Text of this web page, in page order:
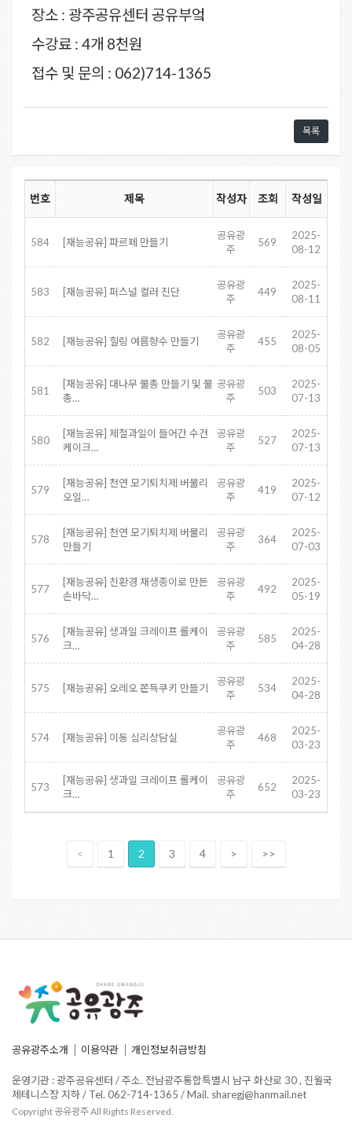
장소 : 광주공유센터 공유부엌
수강료 : 4개 8천원
접수 및 문의 : 062)714-1365
목록
번호 제목 작성자 조회 작성일
584 [재능공유] 파르페 만들기
공유광
주
569
2025-
08-12
583 [재능공유] 퍼스널 컬러 진단
공유광
주
449
2025-
08-11
582 [재능공유] 힐링 여름향수 만들기
공유광
주
455
2025-
08-05
581
[재능공유] 대나무 물총 만들기 및 물
총…
공유광
주
503
2025-
07-13
580
[재능공유] 제철과일이 들어간 수건
케이크…
공유광
주
527
2025-
07-13
579
[재능공유] 천연 모기퇴치제 버물리
오일…
공유광
주
419
2025-
07-12
578
[재능공유] 천연 모기퇴치제 버물리
만들기
공유광
주
364
2025-
07-03
577
[재능공유] 친환경 재생종이로 만든
손바닥…
공유광
주
492
2025-
05-19
576
[재능공유] 생과일 크레이프 롤케이
크…
공유광
주
585
2025-
04-28
575 [재능공유] 오레오 쫀득쿠키 만들기
공유광
주
534
2025-
04-28
574 [재능공유] 이동 심리상담실
공유광
주
468
2025-
03-23
573
[재능공유] 생과일 크레이프 롤케이
크…
공유광
주
652
2025-
03-23
< 1 2 3 4 > >>
공유광주소개 이용약관 개인정보취급방침
운영기관 : 광주공유센터 / 주소. 전남광주통합특별시 남구 화산로 30 , 진월국
제테니스장 지하 / Tel. 062-714-1365 / Mail. sharegj@hanmail.net
Copyright 공유광주 All Rights Reserved.